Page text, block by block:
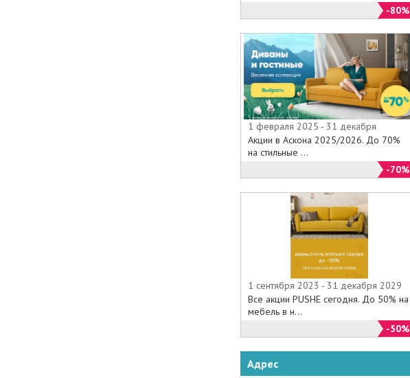
-80%
1 февраля 2025 - 31 декабря
Акции в Аскона 2025/2026. До 70%
на стильные ...
-70%
1 сентября 2023 - 31 декабря 2029
Все акции PUSHE сегодня. До 50% на
мебель в н...
-50%
Адрес